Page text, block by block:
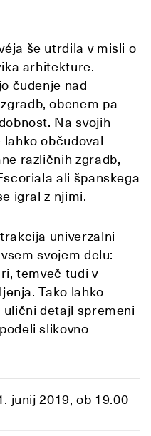
še utrdila v misli o
arhitekture.
čudenje nad
obenem pa
Na svojih
občudoval
različnih zgradb,
ali španskega
igral z njimi.
univerzalni
svojem delu:
temveč tudi v
Tako lahko
detajl spremeni
slikovno
junij 2019, ob 19.00